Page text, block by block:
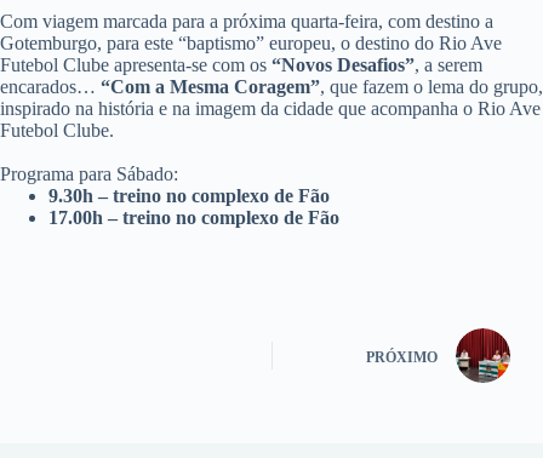
Com viagem marcada para a próxima quarta-feira, com destino a
Gotemburgo, para este “baptismo” europeu, o destino do Rio Ave
Futebol Clube apresenta-se com os “Novos Desafios”, a serem
encarados… “Com a Mesma Coragem”, que fazem o lema do grupo,
inspirado na história e na imagem da cidade que acompanha o Rio Ave
Futebol Clube.
Programa para Sábado:
9.30h – treino no complexo de Fão
17.00h – treino no complexo de Fão
PRÓXIMO